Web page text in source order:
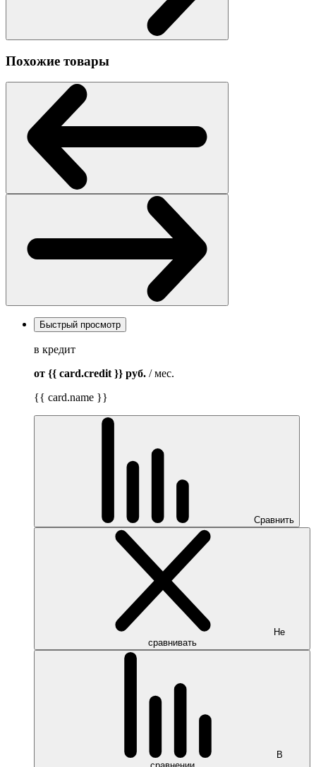
Похожие товары
Быстрый просмотр
в кредит
от {{ card.credit }} руб. / мес.
{{ card.name }}
Сравнить
Не
сравнивать
В